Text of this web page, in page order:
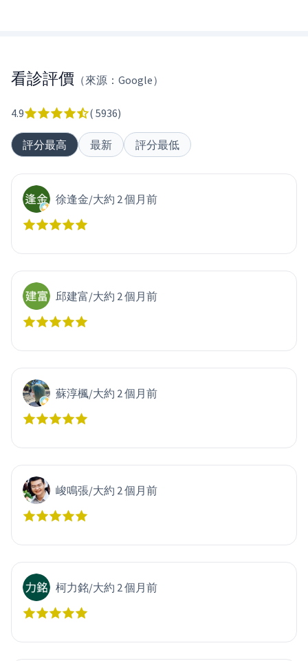
看診評價 （來源：Google）
4.9 ( 5936)
評分最高 最新 評分最低
徐逢金/大約 2 個月前
邱建富/大約 2 個月前
蘇淳楓/大約 2 個月前
峻鳴張/大約 2 個月前
柯力銘/大約 2 個月前